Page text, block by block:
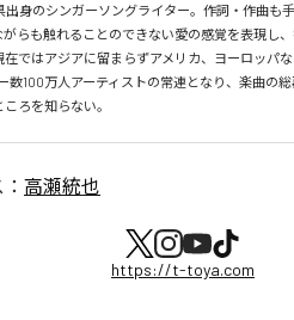
出身のシンガーソングライター。作詞・作曲も
らも触れることのできない愛の感覚を表現し
ではアジアに留まらずアメリカ、ヨーロッパ
数100万人アーティストの常連となり、楽曲の
ろを知らない。
高瀬統也
https://t-toya.com